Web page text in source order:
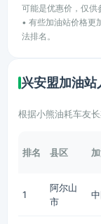
可能是优惠价，仅供
• 有些加油站价格更
法排名。
兴安盟加油站
根据小熊油耗车友长
排名 县区
1
阿尔山
市